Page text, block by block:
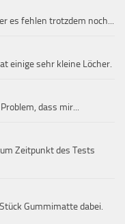
es fehlen trotzdem noch...
einige sehr kleine Löcher.
dass mir...
Zeitpunkt des Tests
Gummimatte dabei.